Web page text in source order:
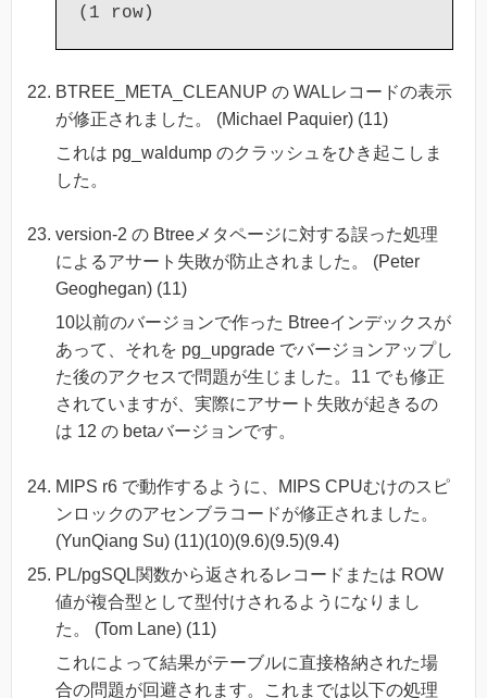
BTREE_META_CLEANUP の WALレコードの表示
が修正されました。 (Michael Paquier) (11)
これは pg_waldump のクラッシュをひき起こしま
した。
version-2 の Btreeメタページに対する誤った処理
によるアサート失敗が防止されました。 (Peter
Geoghegan) (11)
10以前のバージョンで作った Btreeインデックスが
あって、それを pg_upgrade でバージョンアップし
た後のアクセスで問題が生じました。11 でも修正
されていますが、実際にアサート失敗が起きるの
は 12 の betaバージョンです。
MIPS r6 で動作するように、MIPS CPUむけのスピ
ンロックのアセンブラコードが修正されました。
(YunQiang Su) (11)(10)(9.6)(9.5)(9.4)
PL/pgSQL関数から返されるレコードまたは ROW
値が複合型として型付けされるようになりまし
た。 (Tom Lane) (11)
これによって結果がテーブルに直接格納された場
合の問題が回避されます。これまでは以下の処理